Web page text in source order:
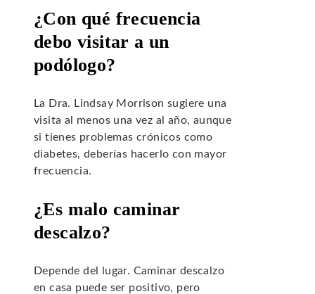
¿Con qué frecuencia
debo visitar a un
podólogo?
La Dra. Lindsay Morrison sugiere una
visita al menos una vez al año, aunque
si tienes problemas crónicos como
diabetes, deberías hacerlo con mayor
frecuencia.
¿Es malo caminar
descalzo?
Depende del lugar. Caminar descalzo
en casa puede ser positivo, pero